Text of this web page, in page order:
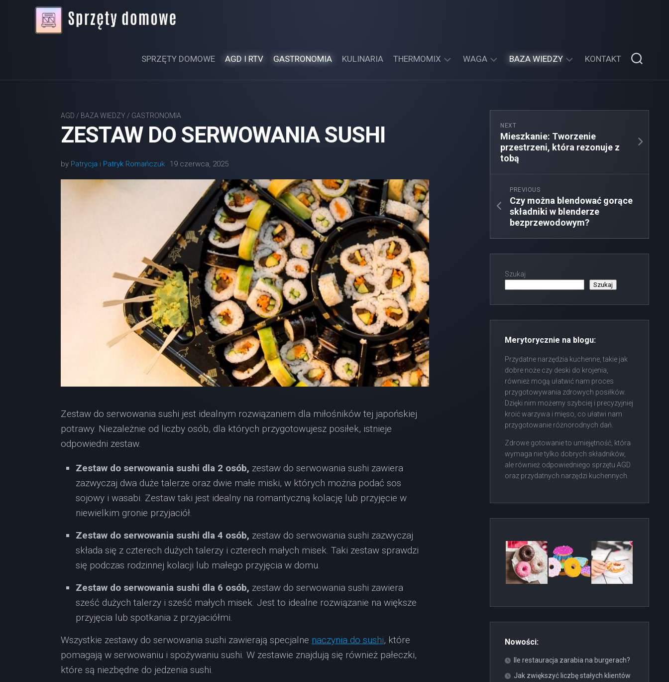
SPRZĘTY DOMOWE AGD I RTV GASTRONOMIA KULINARIA THERMOMIX WAGA
ŁYŻKA
SZKLANKA
BAZA WIEDZY
W
MONTAŻEM
KTÓRA
REZONUJE
Z
TOBĄ
KONTAKT
AGD / BAZA WIEDZY / GASTRONOMIA
ZESTAW DO SERWOWANIA SUSHI
by Patrycja i Patryk Romańczuk 19 czerwca, 2025
Zestaw do serwowania sushi jest idealnym rozwiązaniem dla miłośników tej japońskiej
potrawy. Niezależnie od liczby osób, dla których przygotowujesz posiłek, istnieje
odpowiedni zestaw.
Zestaw do serwowania sushi dla 2 osób, zestaw do serwowania sushi zawiera
zazwyczaj dwa duże talerze oraz dwie małe miski, w których można podać sos
sojowy i wasabi. Zestaw taki jest idealny na romantyczną kolację lub przyjęcie w
niewielkim gronie przyjaciół.
Zestaw do serwowania sushi dla 4 osób, zestaw do serwowania sushi zazwyczaj
składa się z czterech dużych talerzy i czterech małych misek. Taki zestaw sprawdzi
się podczas rodzinnej kolacji lub małego przyjęcia w domu.
Zestaw do serwowania sushi dla 6 osób, zestaw do serwowania sushi zawiera
sześć dużych talerzy i sześć małych misek. Jest to idealne rozwiązanie na większe
przyjęcia lub spotkania z przyjaciółmi.
Wszystkie zestawy do serwowania sushi zawierają specjalne naczynia do sushi, które
pomagają w serwowaniu i spożywaniu sushi. W zestawie znajdują się również pałeczki,
które są niezbędne do jedzenia sushi.
NEXT
Mieszkanie: Tworzenie
przestrzeni, która rezonuje z
tobą
PREVIOUS
Czy można blendować gorące
składniki w blenderze
bezprzewodowym?
Szukaj
Szukaj
Merytorycznie na blogu:
Przydatne narzędzia kuchenne, takie jak
dobre noże czy deski do krojenia,
również mogą ułatwić nam proces
przygotowywania zdrowych posiłków.
Dzięki nim możemy szybciej i precyzyjniej
kroić warzywa i mięso, co ułatwi nam
przygotowanie różnorodnych dań.
Zdrowe gotowanie to umiejętność, która
wymaga nie tylko dobrych składników,
ale również odpowiedniego sprzętu AGD
oraz przydatnych narzędzi kuchennych.
Nowości:
Ile restauracja zarabia na burgerach?
Jak zwiększyć liczbę stałych klientów